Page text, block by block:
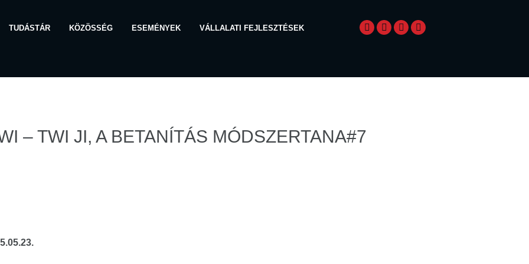
TUDÁSTÁR KÖZÖSSÉG ESEMÉNYEK VÁLLALATI FEJLESZTÉSEK
– TWI JI, A BETANÍTÁS MÓDSZERTANA#7